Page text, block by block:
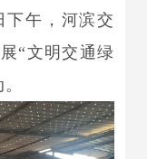
下午，河滨交
“文明交通绿